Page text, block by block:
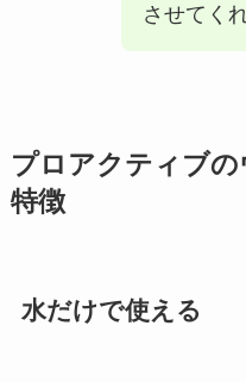
させてく
プロアクティブ
特徴
水だけで使える